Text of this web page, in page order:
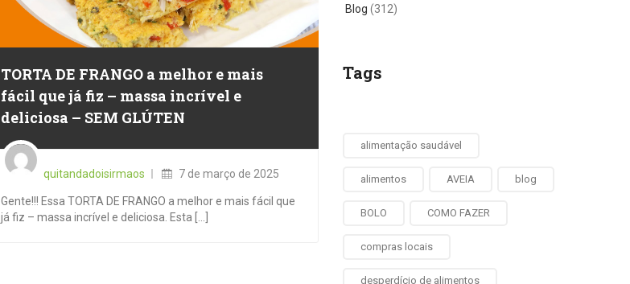
TORTA DE FRANGO a melhor e mais
fácil que já fiz – massa incrível e
deliciosa – SEM GLÚTEN
quitandadoisirmaos
Posted
on
7 de março de 2025
Gente!!! Essa TORTA DE FRANGO a melhor e mais fácil que
já fiz – massa incrível e deliciosa. Esta [...]
Blog (312)
Tags
alimentação saudável
alimentos AVEIA blog
BOLO COMO FAZER
compras locais
desperdício de alimentos